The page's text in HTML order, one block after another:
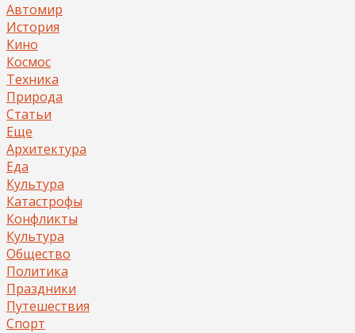
Автомир
История
Кино
Космос
Техника
Природа
Статьи
Еще
Архитектура
Еда
Культура
Катастрофы
Конфликты
Культура
Общество
Политика
Праздники
Путешествия
Спорт